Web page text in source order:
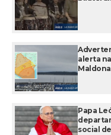
alerta
Papa
social